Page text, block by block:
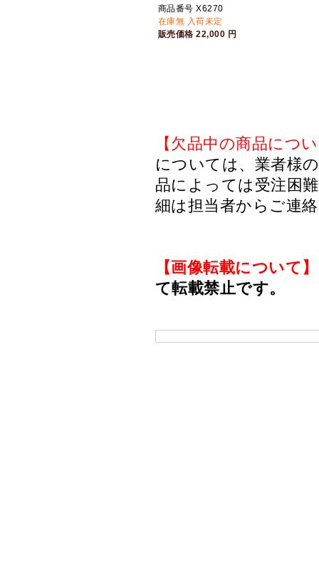
商品番号 X6270
在庫無 入荷未定
販売価格22,000 円
【欠品中の商品につ
については、業者様
品によっては受注困
細は担当者からご連
【画像転載について】
て転載禁止です。